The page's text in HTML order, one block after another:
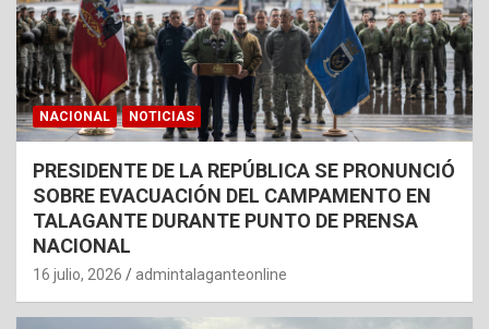
NACIONAL NOTICIAS
PRESIDENTE DE LA REPÚBLICA SE PRONUNCIÓ
SOBRE EVACUACIÓN DEL CAMPAMENTO EN
TALAGANTE DURANTE PUNTO DE PRENSA
NACIONAL
16 julio, 2026 admintalaganteonline